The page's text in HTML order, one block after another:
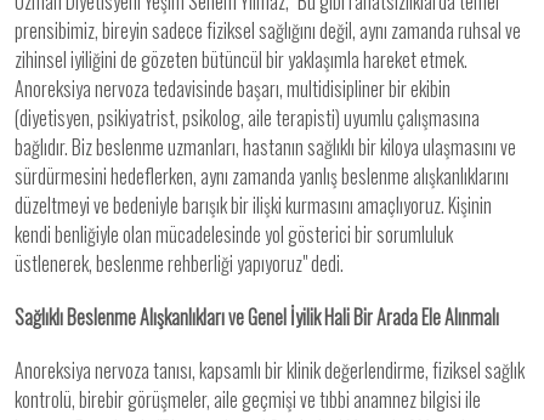
prensibimiz, bireyin sadece fiziksel sağlığını değil, aynı zamanda ruhsal ve
zihinsel iyiliğini de gözeten bütüncül bir yaklaşımla hareket etmek.
Anoreksiya nervoza tedavisinde başarı, multidisipliner bir ekibin
(diyetisyen, psikiyatrist, psikolog, aile terapisti) uyumlu çalışmasına
bağlıdır. Biz beslenme uzmanları, hastanın sağlıklı bir kiloya ulaşmasını ve
sürdürmesini hedeflerken, aynı zamanda yanlış beslenme alışkanlıklarını
düzeltmeyi ve bedeniyle barışık bir ilişki kurmasını amaçlıyoruz. Kişinin
kendi benliğiyle olan mücadelesinde yol gösterici bir sorumluluk
üstlenerek, beslenme rehberliği yapıyoruz" dedi.
Sağlıklı Beslenme Alışkanlıkları ve Genel İyilik Hali Bir Arada Ele Alınmalı
Anoreksiya nervoza tanısı, kapsamlı bir klinik değerlendirme, fiziksel sağlık
kontrolü, birebir görüşmeler, aile geçmişi ve tıbbi anamnez bilgisi ile